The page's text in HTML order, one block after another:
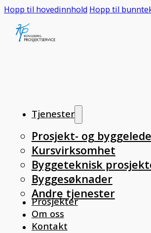
Hopp til hovedinnhold Hopp til
Tjenester
Prosjekt- og
Kursvirksomhet
Byggeteknisk
Byggesøknader
Andre tjenester
Prosjekter
Om oss
Kontakt